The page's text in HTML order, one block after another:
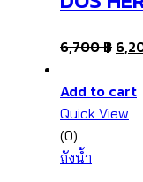
6,700฿
Add to cart
Quick View
(0)
ถังน้ำ